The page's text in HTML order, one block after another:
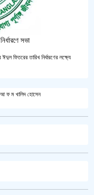
সভা
ফিতরের তারিখ নির্ধারণের লক্ষ্যে
আ ফ ম খালিদ হোসেন